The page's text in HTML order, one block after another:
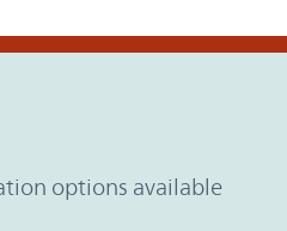
options available